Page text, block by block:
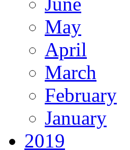
May
April
March
February
January
2019